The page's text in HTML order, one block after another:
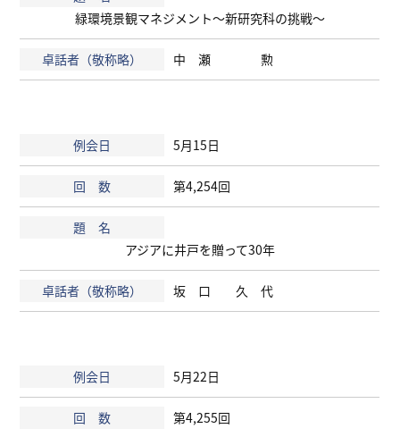
緑環境景観マネジメント～新研究科の挑戦～
中 瀬 勲
5月15日
第4,254回
アジアに井戸を贈って30年
坂 口 久 代
5月22日
第4,255回